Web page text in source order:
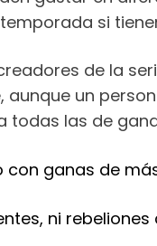
si
de la
aunque un
todas las de
con ganas de
ni